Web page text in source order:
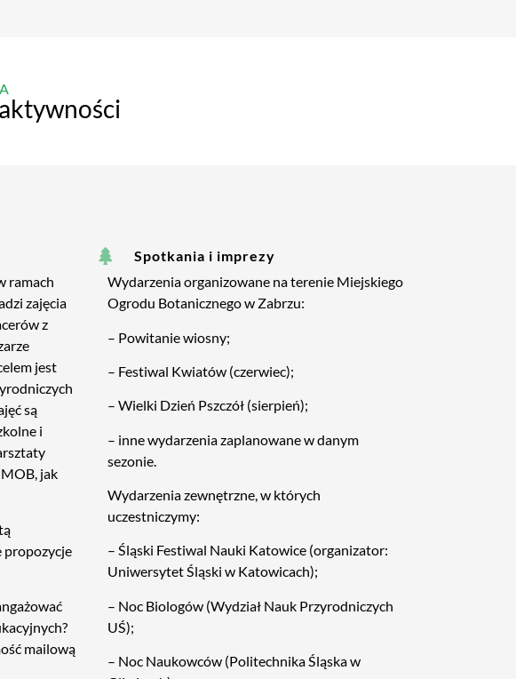
ramach
zajęcia
z
jest
są
i
jak
propozycje
mailową
Spotkania i imprezy
Wydarzenia organizowane na terenie Miejskiego
Ogrodu Botanicznego w Zabrzu:
– Powitanie wiosny;
– Festiwal Kwiatów (czerwiec);
– Wielki Dzień Pszczół (sierpień);
– inne wydarzenia zaplanowane w danym
sezonie.
Wydarzenia zewnętrzne, w których
uczestniczymy:
– Śląski Festiwal Nauki Katowice (organizator:
Uniwersytet Śląski w Katowicach);
– Noc Biologów (Wydział Nauk Przyrodniczych
UŚ);
– Noc Naukowców (Politechnika Śląska w